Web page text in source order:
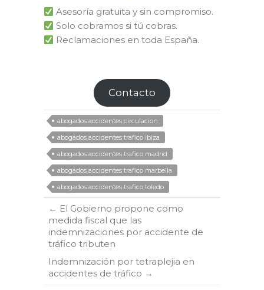
Asesoría gratuita y sin compromiso.
Solo cobramos si tú cobras.
Reclamaciones en toda España.
Contacto
abogados accidentes circulacion
abogados accidentes trafico ibiza
abogados accidentes trafico madrid
abogados accidentes trafico marbella
abogados accidentes trafico toledo
← El Gobierno propone como
medida fiscal que las
indemnizaciones por accidente de
tráfico tributen
Indemnización por tetraplejia en
accidentes de tráfico →